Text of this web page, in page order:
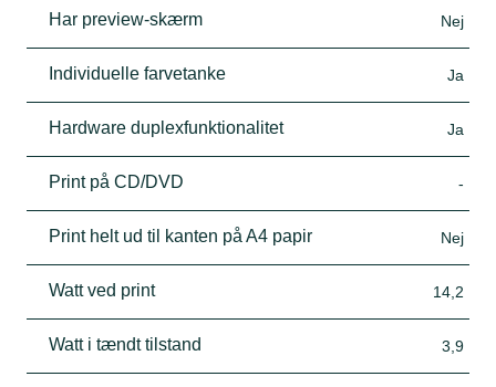
Har preview-skærm Nej
Individuelle farvetanke Ja
Hardware duplexfunktionalitet Ja
Print på CD/DVD -
Print helt ud til kanten på A4 papir Nej
Watt ved print 14,2
Watt i tændt tilstand 3,9